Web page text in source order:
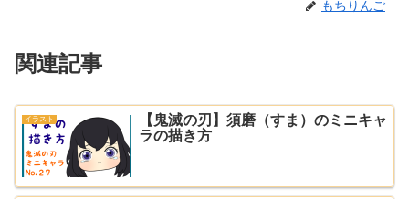
もちりんご
関連記事
イラスト
【鬼滅の刃】須磨（すま）のミニキャ
ラの描き方